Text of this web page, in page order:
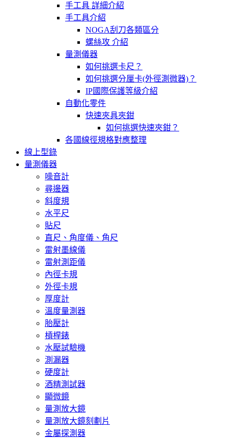
手工具 詳細介紹
手工具介紹
NOGA刮刀各類區分
螺絲攻 介紹
量測儀器
如何挑選卡尺？
如何挑選分厘卡(外徑測微器)？
IP國際保護等級介紹
自動化零件
快速夾具夾鉗
如何挑選快速夾鉗？
各國線徑規格對應整理
線上型錄
量測儀器
噪音計
尋邊器
斜度規
水平尺
貼尺
直尺、角度儀、角尺
雷射墨線儀
雷射測距儀
內徑卡規
外徑卡規
厚度計
溫度量測器
胎壓計
槓桿錶
水壓試驗機
測漏器
硬度計
酒精測試器
顯微鏡
量測放大鏡
量測放大鏡刻劃片
金屬探測器